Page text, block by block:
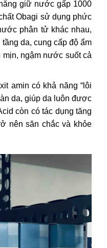
giữ nước gấp 1000
Obagi sử dụng phức
phân tử khác nhau,
da, cung cấp độ ẩm
mịn, ngậm nước suốt cả
amin có khả năng “lôi
da, giúp da luôn được
còn có tác dụng tăng
nên săn chắc và khỏe